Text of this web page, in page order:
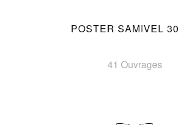
POSTER SAMIVEL
41 Ouvrages